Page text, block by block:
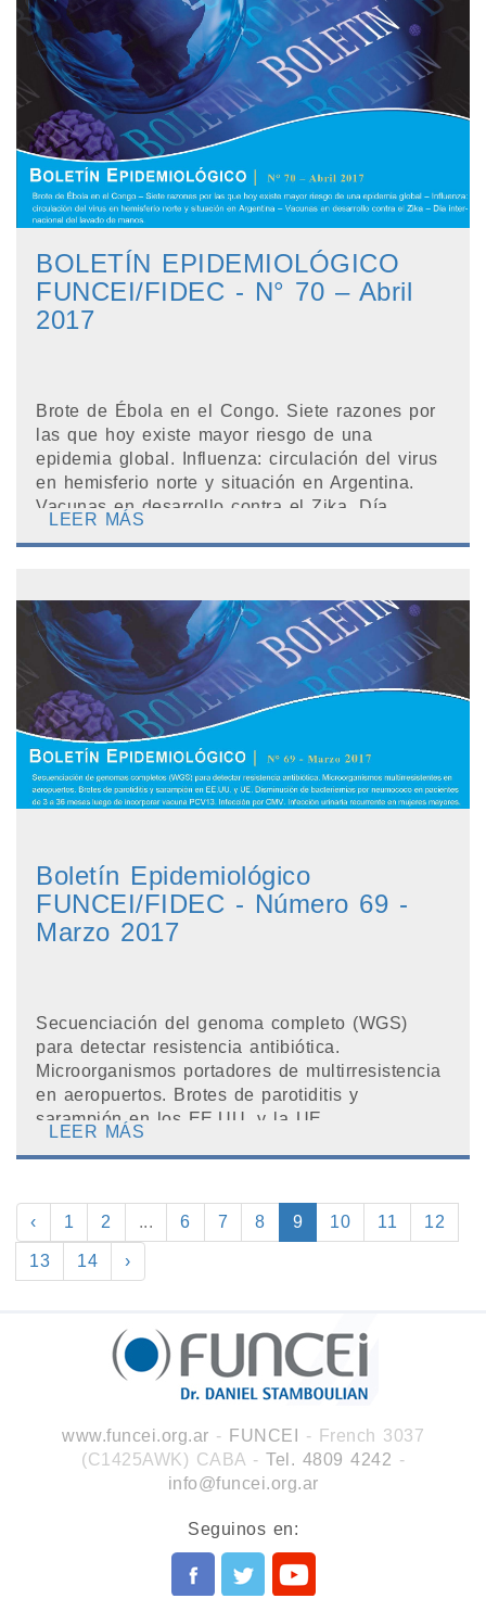
BOLETÍN EPIDEMIOLÓGICO
FUNCEI/FIDEC - N° 70 – Abril
2017
Brote de Ébola en el Congo. Siete razones por
las que hoy existe mayor riesgo de una
epidemia global. Influenza: circulación del virus
en hemisferio norte y situación en Argentina.
Vacunas en desarrollo contra el Zika. Día
internaci...
LEER MÁS
Boletín Epidemiológico
FUNCEI/FIDEC - Número 69 -
Marzo 2017
Secuenciación del genoma completo (WGS)
para detectar resistencia antibiótica.
Microorganismos portadores de multirresistencia
en aeropuertos. Brotes de parotiditis y
sarampión en los EE.UU. y la UE.
LEER MÁS
‹ 1 2 ... 6 7 8 9 10 11 12
13 14 ›
www.funcei.org.ar - FUNCEI
- French 3037
(C1425AWK) CABA - Tel. 4809 4242 -
info@funcei.org.ar
Seguinos en: